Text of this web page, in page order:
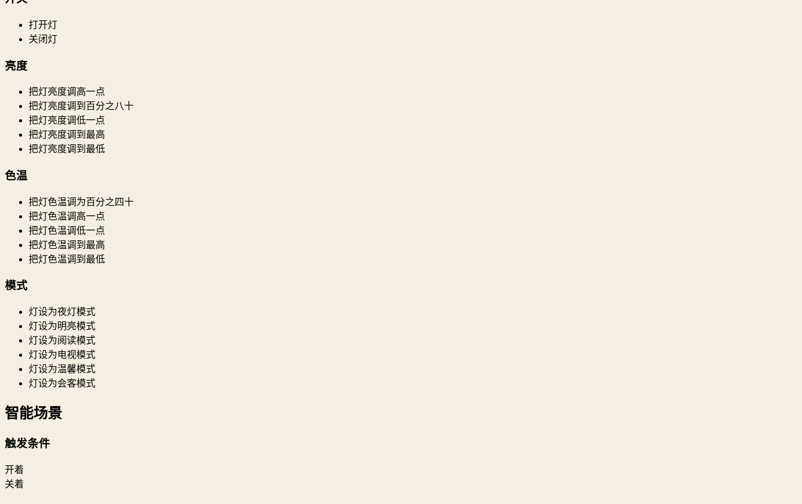
打开灯
关闭灯
亮度
把灯亮度调高一点
把灯亮度调到百分之八十
把灯亮度调低一点
把灯亮度调到最高
把灯亮度调到最低
色温
把灯色温调为百分之四十
把灯色温调高一点
把灯色温调低一点
把灯色温调到最高
把灯色温调到最低
模式
灯设为夜灯模式
灯设为明亮模式
灯设为阅读模式
灯设为电视模式
灯设为温馨模式
灯设为会客模式
智能场景
触发条件
开着
关着